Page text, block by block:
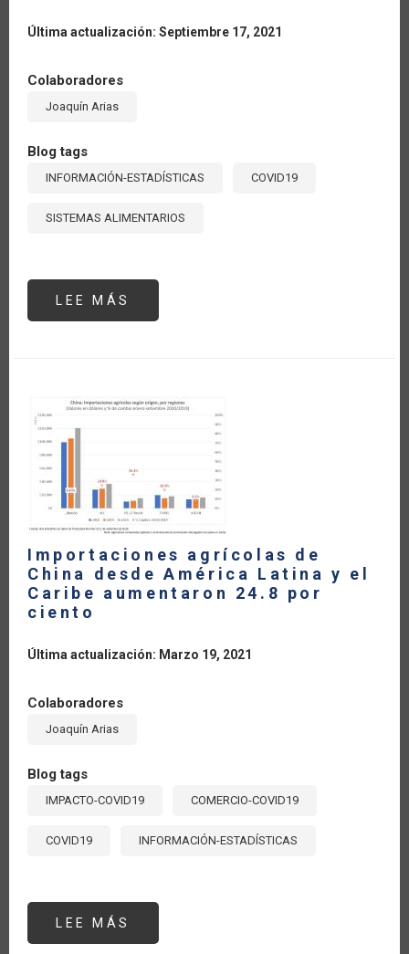
Última actualización: Septiembre 17, 2021
Colaboradores
Joaquín Arias
Blog tags
INFORMACIÓN-ESTADÍSTICAS COVID19
SISTEMAS ALIMENTARIOS
LEE MÁS
EL
19
(ACTUALIZACIÓN
Importaciones agrícolas de
China desde América Latina y el
Caribe aumentaron 24.8 por
ciento
Última actualización: Marzo 19, 2021
Colaboradores
Joaquín Arias
Blog tags
IMPACTO-COVID19 COMERCIO-COVID19
COVID19 INFORMACIÓN-ESTADÍSTICAS
LEE MÁS
AGRÍCOLAS